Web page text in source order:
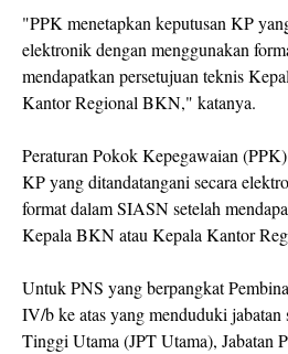
"PPK menetapkan keputusan KP
elektronik dengan menggunakan
mendapatkan persetujuan teknis
Kantor Regional BKN," katanya.
Peraturan Pokok Kepegawaian
KP yang ditandatangani secara
format dalam SIASN setelah
Kepala BKN atau Kepala Kantor
Untuk PNS yang berpangkat
IV/b ke atas yang menduduki jabatan
Tinggi Utama (JPT Utama), Jabatan